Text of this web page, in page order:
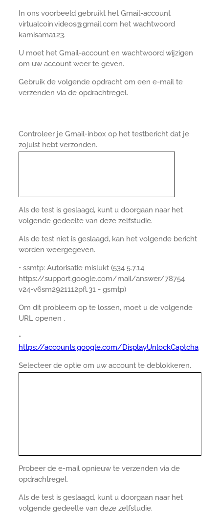
In ons voorbeeld gebruikt het Gmail-account
virtualcoin.videos@gmail.com het wachtwoord
kamisama123.
U moet het Gmail-account en wachtwoord wijzigen
om uw account weer te geven.
Gebruik de volgende opdracht om een e-mail te
verzenden via de opdrachtregel.
Controleer je Gmail-inbox op het testbericht dat je
zojuist hebt verzonden.
Als de test is geslaagd, kunt u doorgaan naar het
volgende gedeelte van deze zelfstudie.
Als de test niet is geslaagd, kan het volgende bericht
worden weergegeven.
• ssmtp: Autorisatie mislukt (534 5.7.14
https://support.google.com/mail/answer/78754
v24-v6sm2921112pfl.31 - gsmtp)
Om dit probleem op te lossen, moet u de volgende
URL openen .
•
https://accounts.google.com/DisplayUnlockCaptcha
Selecteer de optie om uw account te deblokkeren.
Probeer de e-mail opnieuw te verzenden via de
opdrachtregel.
Als de test is geslaagd, kunt u doorgaan naar het
volgende gedeelte van deze zelfstudie.